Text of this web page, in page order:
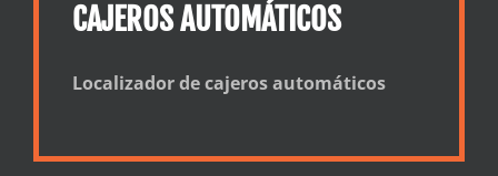
CAJEROS AUTOMÁTICOS
Localizador de cajeros automáticos